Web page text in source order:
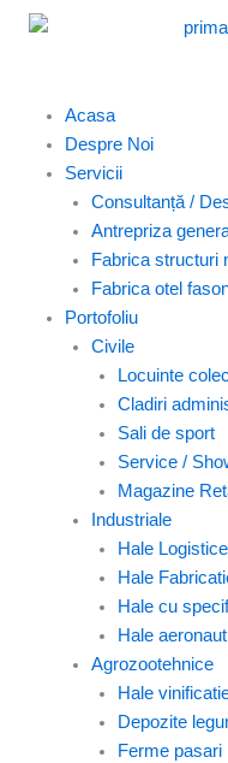
Skip
Acasa
Despre Noi
Servicii
Consultanță /
Antrepriza
Fabrica structuri
Fabrica otel
Portofoliu
Civile
Locuinte
Cladiri
Sali de sport
Service /
Magazine
Industriale
Hale
Hale
Hale cu
Hale
Agrozootehnice
Hale
Depozite
Ferme pasari